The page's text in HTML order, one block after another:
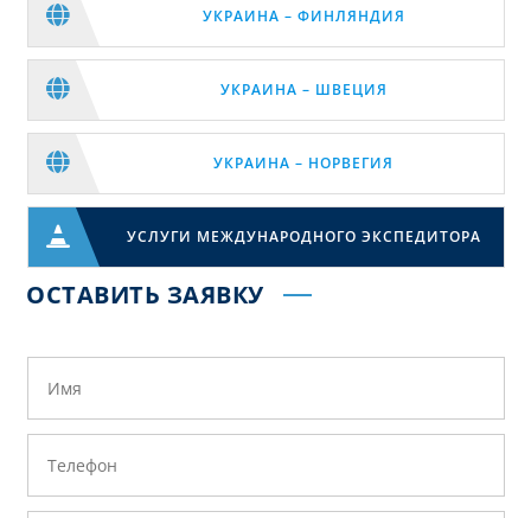
 УКРАИНА – ФИНЛЯНДИЯ
 УКРАИНА – ШВЕЦИЯ
 УКРАИНА – НОРВЕГИЯ
 УСЛУГИ МЕЖДУНАРОДНОГО ЭКСПЕДИТОРА
ОСТАВИТЬ ЗАЯВКУ